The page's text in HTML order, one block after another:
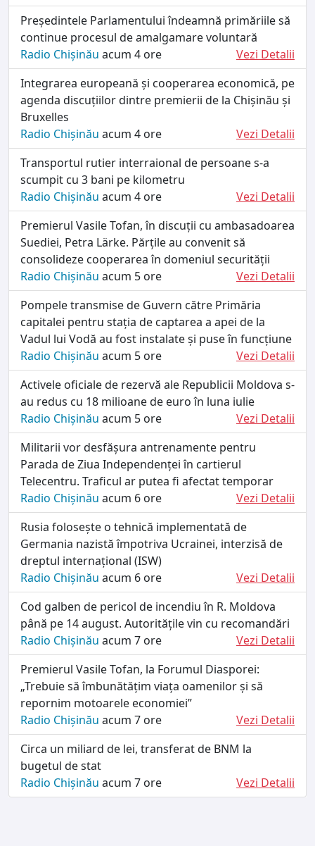
Președintele Parlamentului îndeamnă primăriile să
continue procesul de amalgamare voluntară
Radio Chișinău acum 4 ore
Vezi Detalii
Integrarea europeană și cooperarea economică, pe
agenda discuțiilor dintre premierii de la Chișinău și
Bruxelles
Radio Chișinău acum 4 ore
Vezi Detalii
Transportul rutier interraional de persoane s-a
scumpit cu 3 bani pe kilometru
Radio Chișinău acum 4 ore
Vezi Detalii
Premierul Vasile Tofan, în discuții cu ambasadoarea
Suediei, Petra Lärke. Părțile au convenit să
consolideze cooperarea în domeniul securității
Radio Chișinău acum 5 ore
Vezi Detalii
Pompele transmise de Guvern către Primăria
capitalei pentru stația de captarea a apei de la
Vadul lui Vodă au fost instalate și puse în funcțiune
Radio Chișinău acum 5 ore
Vezi Detalii
Activele oficiale de rezervă ale Republicii Moldova s-
au redus cu 18 milioane de euro în luna iulie
Radio Chișinău acum 5 ore
Vezi Detalii
Militarii vor desfășura antrenamente pentru
Parada de Ziua Independenței în cartierul
Telecentru. Traficul ar putea fi afectat temporar
Radio Chișinău acum 6 ore
Vezi Detalii
Rusia folosește o tehnică implementată de
Germania nazistă împotriva Ucrainei, interzisă de
dreptul internațional (ISW)
Radio Chișinău acum 6 ore
Vezi Detalii
Cod galben de pericol de incendiu în R. Moldova
până pe 14 august. Autoritățile vin cu recomandări
Radio Chișinău acum 7 ore
Vezi Detalii
Premierul Vasile Tofan, la Forumul Diasporei:
„Trebuie să îmbunătățim viața oamenilor și să
repornim motoarele economiei”
Radio Chișinău acum 7 ore
Vezi Detalii
Circa un miliard de lei, transferat de BNM la
bugetul de stat
Radio Chișinău acum 7 ore Vezi Detalii